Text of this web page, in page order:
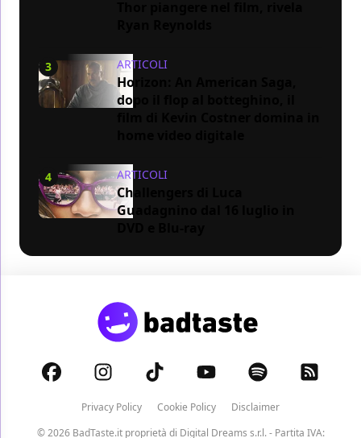
3 ARTICOLI
Horizon: An American Saga,
dopo il flop al botteghino, il
4 ARTICOLI
Challengers di Luca
Guadagnino dal 16 luglio in
Privacy Policy Cookie Policy
Disclaimer
© 2026 BadTaste.it proprietà di Digital Dreams s.r.l.- Partita IVA: